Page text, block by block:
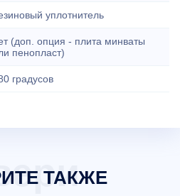
уплотнитель
(доп. опция - плита минваты
пенопласт)
градусов
ТАКЖЕ